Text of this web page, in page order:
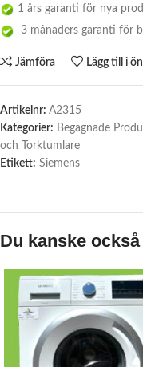
1 års garanti för nya
3 månaders garanti för
Jämföra Lägg till i
Artikelnr: A2315
Kategorier: Begagnade
och Torktumlare
Etikett: Siemens
Du kanske